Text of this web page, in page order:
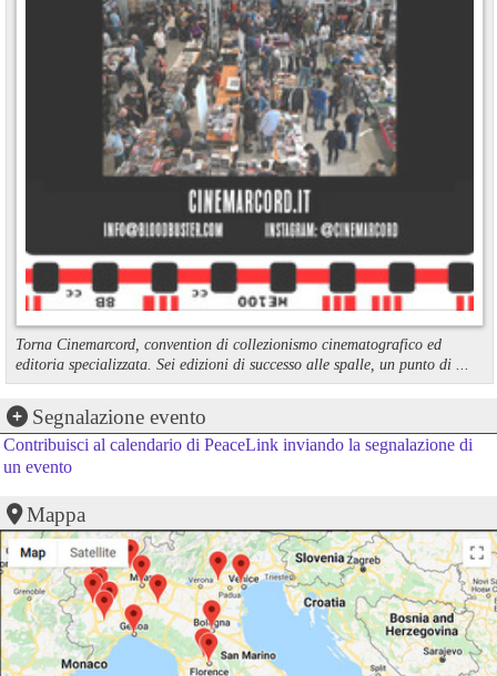
Torna Cinemarcord, convention di collezionismo cinematografico ed
editoria specializzata. Sei edizioni di successo alle spalle, un punto di ...
Segnalazione evento
Contribuisci al calendario di PeaceLink inviando la segnalazione di
un evento
Mappa